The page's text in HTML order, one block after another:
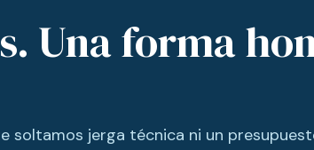
Una forma
soltamos jerga técnica ni un